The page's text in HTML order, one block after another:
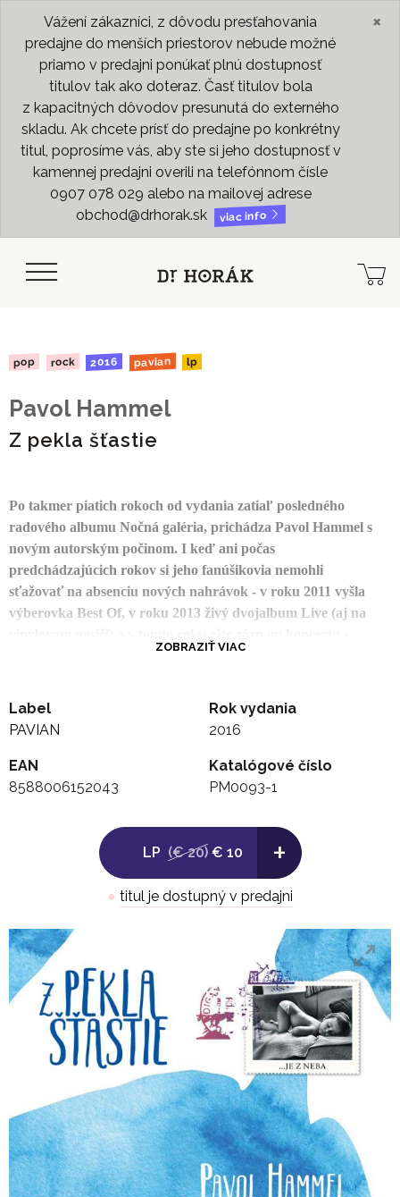
Vážení zákazníci, z dôvodu presťahovania
predajne do menších priestorov nebude možné
priamo v predajni ponúkať plnú dostupnosť
titulov tak ako doteraz. Časť titulov bola
z kapacitných dôvodov presunutá do externého
skladu. Ak chcete prísť do predajne po konkrétny
titul, poprosíme vás, aby ste si jeho dostupnosť v
kamennej predajni overili na telefónnom čísle
0907 078 029 alebo na mailovej adrese
obchod@drhorak.sk
viac info
×
pop rock 2016 pavian lp
Pavol Hammel
Z pekla šťastie
Po takmer piatich rokoch od vydania zatiaľ posledného
radového albumu Nočná galéria, prichádza Pavol Hammel s
novým autorským počinom. I keď ani počas
predchádzajúcich rokov si jeho fanúšikovia nemohli
sťažovať na absenciu nových nahrávok - v roku 2011 vyšla
výberovka Best Of, v roku 2013 živý dvojalbum Live (aj na
albumov novinka, ktorá určite poteší všetkých priaznivcov a
fanúšikov tohto - dnes už legendárneho - slovenského
ZOBRAZIŤ VIAC
Label
PAVIAN
Rok vydania
2016
EAN
8588006152043
Katalógové číslo
PM0093-1
LP (€ 20) € 10 +
● titul je dostupný v predajni